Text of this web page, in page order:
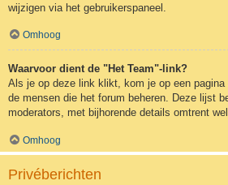
wijzigen via het gebruikerspaneel.
Omhoog
Waarvoor dient de "Het Team"-link?
Als je op deze link klikt, kom je op een
de mensen die het forum beheren. Deze lijst
moderators, met bijhorende details omtrent
Omhoog
Privéberichten